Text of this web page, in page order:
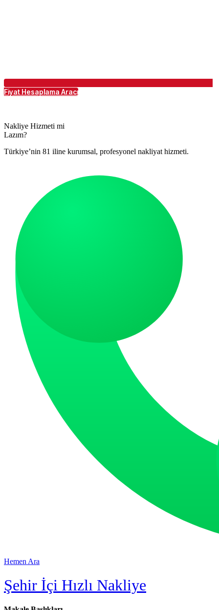
Fiyat Hesaplama Aracı
Nakliye Hizmeti mi
Lazım?
Türkiye’nin 81 iline kurumsal, profesyonel nakliyat hizmeti.
Hemen Ara
Şehir İçi Hızlı Nakliye